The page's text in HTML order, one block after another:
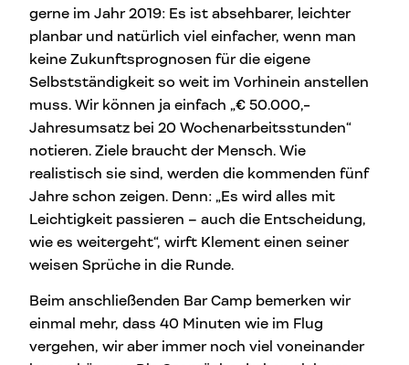
gerne im Jahr 2019: Es ist absehbarer, leichter
planbar und natürlich viel einfacher, wenn man
keine Zukunftsprognosen für die eigene
Selbstständigkeit so weit im Vorhinein anstellen
muss. Wir können ja einfach „€ 50.000,-
Jahresumsatz bei 20 Wochenarbeitsstunden“
notieren. Ziele braucht der Mensch. Wie
realistisch sie sind, werden die kommenden fünf
Jahre schon zeigen. Denn: „Es wird alles mit
Leichtigkeit passieren – auch die Entscheidung,
wie es weitergeht“, wirft Klement einen seiner
weisen Sprüche in die Runde.
Beim anschließenden Bar Camp bemerken wir
einmal mehr, dass 40 Minuten wie im Flug
vergehen, wir aber immer noch viel voneinander